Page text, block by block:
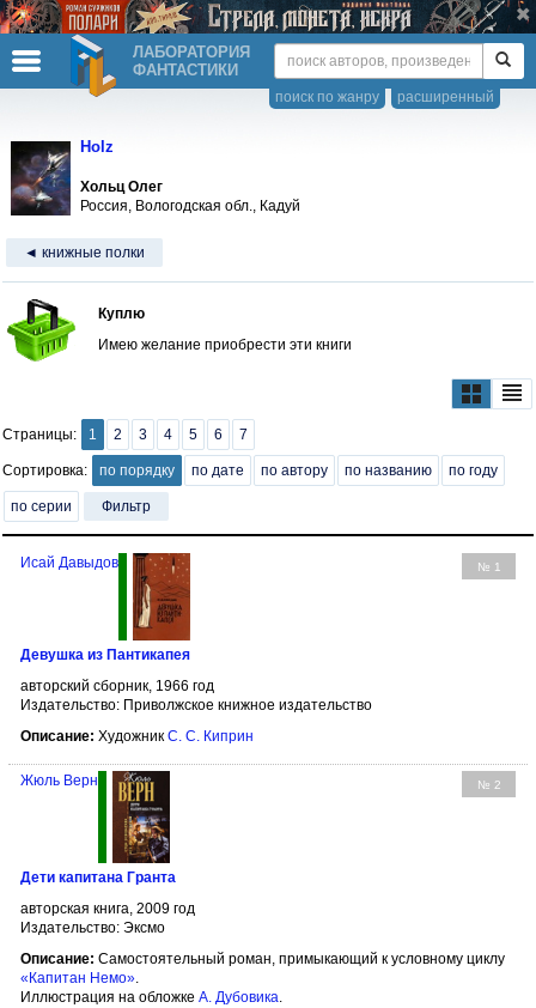
ЛАБОРАТОРИЯ
ФАНТАСТИКИ
расширенный
поиск по жанру
Holz
Хольц Олег
Россия, Вологодская обл., Кадуй
◄ книжные полки
Куплю
Имею желание приобрести эти книги
Страницы: 1 2 3 4 5 6 7
Сортировка: по порядку по дате по автору по названию по году
по серии Фильтр
№ 1
Исай Давыдов
Девушка из Пантикапея
авторский сборник, 1966 год
Издательство: Приволжское книжное издательство
Описание: Художник С. С. Киприн
№ 2
Жюль Верн
Дети капитана Гранта
авторская книга, 2009 год
Издательство: Эксмо
Описание: Самостоятельный роман, примыкающий к условному циклу
«Капитан Немо».
Иллюстрация на обложке А. Дубовика.